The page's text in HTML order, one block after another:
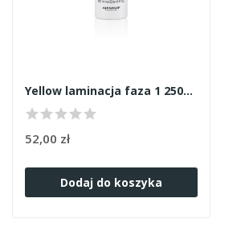
Yellow laminacja faza 1 250ml
52,00 zł
Dodaj do koszyka